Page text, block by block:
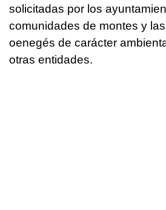
solicitadas por los
comunidades de montes y
oenegés de carácter
otras entidades.